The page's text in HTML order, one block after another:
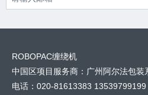
ROBOPAC缠绕机
中国区项目服务商：广州阿尔法包装
电话：020-81613383 13539799199